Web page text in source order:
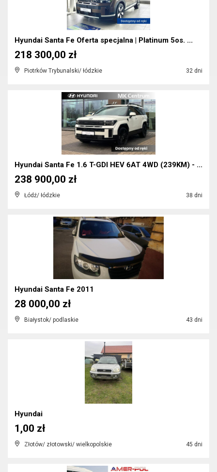
Hyundai Santa Fe Oferta specjalna | Platinum 5os. ...
Piotrków Trybunalski/ łódzkie 32 dni
218 300,00 zł
Hyundai Santa Fe 1.6 T-GDI HEV 6AT 4WD (239KM) - ...
Łódź/ łódzkie 38 dni
238 900,00 zł
Hyundai Santa Fe 2011
Białystok/ podlaskie 43 dni
28 000,00 zł
Hyundai
Złotów/ złotowski/ wielkopolskie 45 dni
1,00 zł